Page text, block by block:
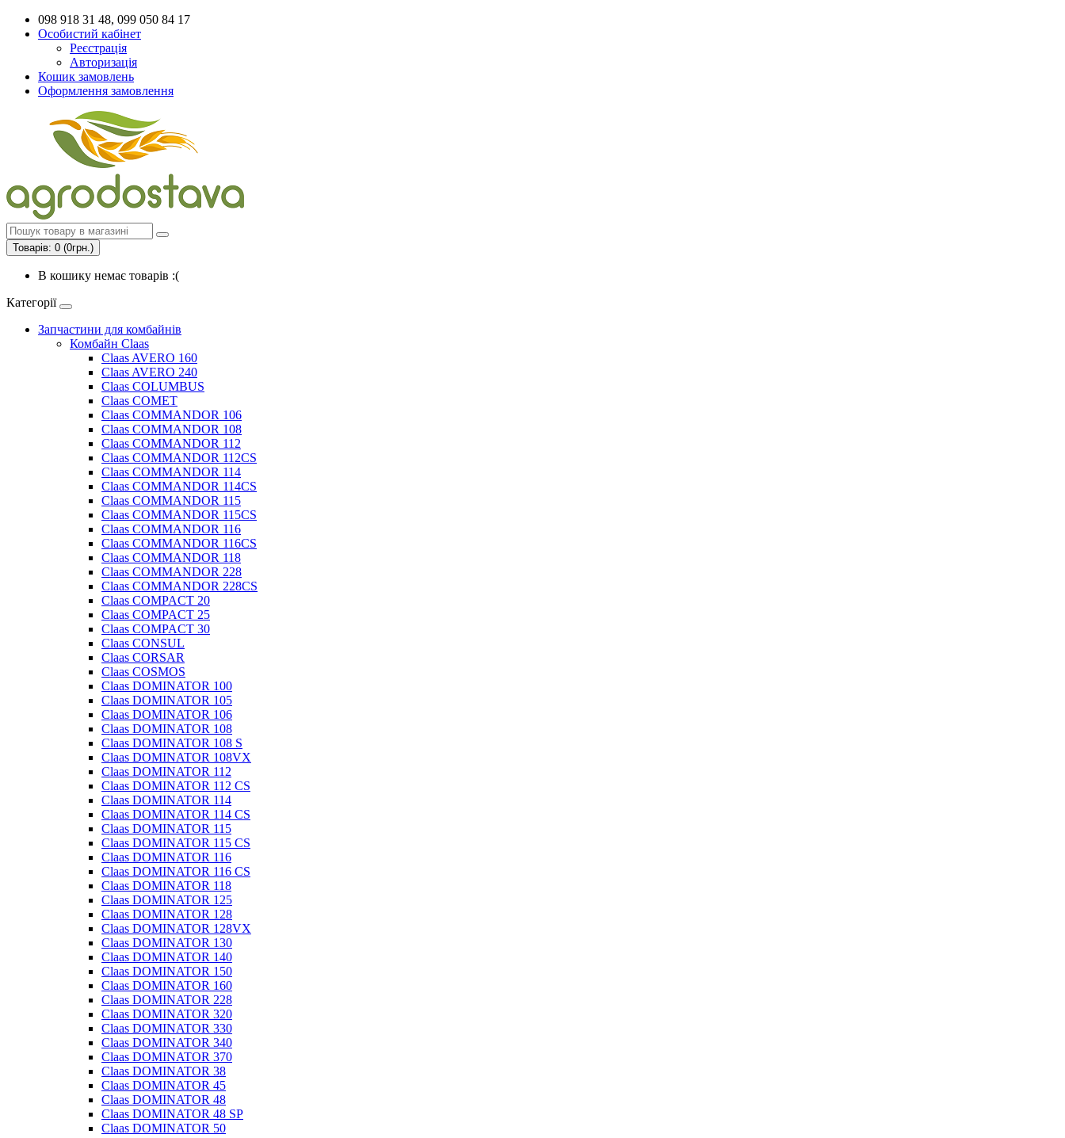
098 918 31 48, 099 050 84 17
Особистий кабінет
Реєстрація
Авторизація
Кошик замовлень
Оформлення замовлення
Товарів: 0 (0грн.)
В кошику немає товарів :(
Категорії
Запчастини для комбайнів
Комбайн Claas
Claas AVERO 160
Claas AVERO 240
Claas COLUMBUS
Claas COMET
Claas COMMANDOR 106
Claas COMMANDOR 108
Claas COMMANDOR 112
Claas COMMANDOR 112CS
Claas COMMANDOR 114
Claas COMMANDOR 114CS
Claas COMMANDOR 115
Claas COMMANDOR 115CS
Claas COMMANDOR 116
Claas COMMANDOR 116CS
Claas COMMANDOR 118
Claas COMMANDOR 228
Claas COMMANDOR 228CS
Claas COMPACT 20
Claas COMPACT 25
Claas COMPACT 30
Claas CONSUL
Claas CORSAR
Claas COSMOS
Claas DOMINATOR 100
Claas DOMINATOR 105
Claas DOMINATOR 106
Claas DOMINATOR 108
Claas DOMINATOR 108 S
Claas DOMINATOR 108VX
Claas DOMINATOR 112
Claas DOMINATOR 112 CS
Claas DOMINATOR 114
Claas DOMINATOR 114 CS
Claas DOMINATOR 115
Claas DOMINATOR 115 CS
Claas DOMINATOR 116
Claas DOMINATOR 116 CS
Claas DOMINATOR 118
Claas DOMINATOR 125
Claas DOMINATOR 128
Claas DOMINATOR 128VX
Claas DOMINATOR 130
Claas DOMINATOR 140
Claas DOMINATOR 150
Claas DOMINATOR 160
Claas DOMINATOR 228
Claas DOMINATOR 320
Claas DOMINATOR 330
Claas DOMINATOR 340
Claas DOMINATOR 370
Claas DOMINATOR 38
Claas DOMINATOR 45
Claas DOMINATOR 48
Claas DOMINATOR 48 SP
Claas DOMINATOR 50